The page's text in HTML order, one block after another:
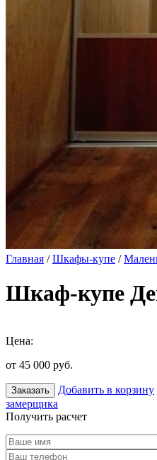
Главная /Шкафы-купе /
Шкаф-купе
Цена:
от 45 000 руб.
Заказать Добавить в корзину
замерщика
Получить расчет